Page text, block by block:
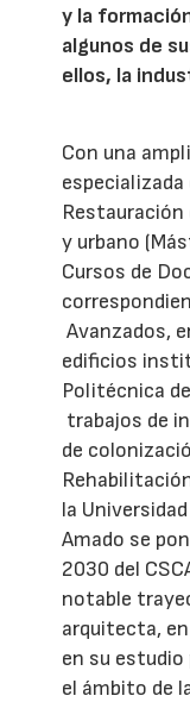
y la
algunos de
ellos, la
Con una
y urbano
Cursos de
Avanzados,
edificios
Politécnica
trabajos de
de
la
Amado se
2030 del
notable
arquitecta,
en su
el ámbito de